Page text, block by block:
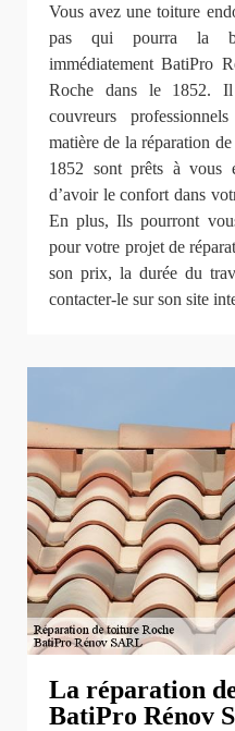
Vous avez une toiture
pas qui pourra la
immédiatement BatiPro
Roche dans le 1852. Il
couvreurs
matière de la réparation
1852 sont prêts à vous
d’avoir le confort dans
En plus, Ils pourront
pour votre projet de
son prix, la durée du
contacter-le sur son site
La réparation
BatiPro Rénov